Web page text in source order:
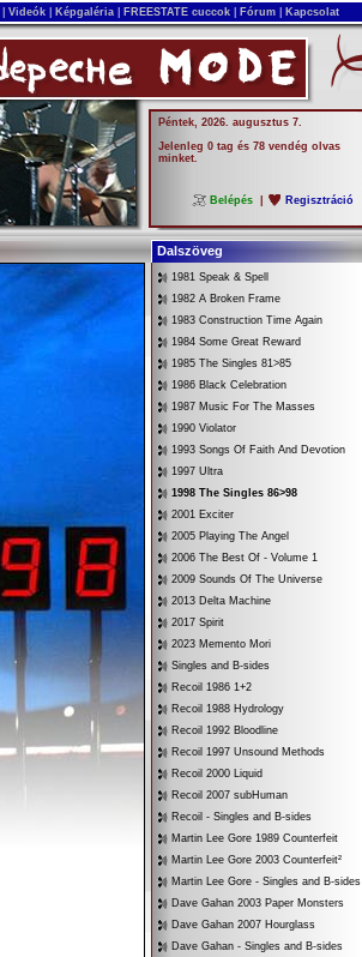
Videók Képgaléria FREESTATE cuccok Fórum Kapcsolat
Péntek, 2026. augusztus 7.
Jelenleg 0 tag és 78 vendég olvas
minket.
Belépés Regisztráció
Dalszöveg
1981 Speak & Spell
1982 A Broken Frame
1983 Construction Time Again
1984 Some Great Reward
1985 The Singles 81>85
1986 Black Celebration
1987 Music For The Masses
1990 Violator
1993 Songs Of Faith And Devotion
1997 Ultra
1998 The Singles 86>98
2001 Exciter
2005 Playing The Angel
2006 The Best Of - Volume 1
2009 Sounds Of The Universe
2013 Delta Machine
2017 Spirit
2023 Memento Mori
Singles and B-sides
Recoil 1986 1+2
Recoil 1988 Hydrology
Recoil 1992 Bloodline
Recoil 1997 Unsound Methods
Recoil 2000 Liquid
Recoil 2007 subHuman
Recoil - Singles and B-sides
Martin Lee Gore 1989 Counterfeit
Martin Lee Gore 2003 Counterfeit²
Martin Lee Gore - Singles and B-sides
Dave Gahan 2003 Paper Monsters
Dave Gahan 2007 Hourglass
Dave Gahan - Singles and B-sides